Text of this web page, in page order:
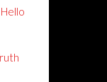
Hello